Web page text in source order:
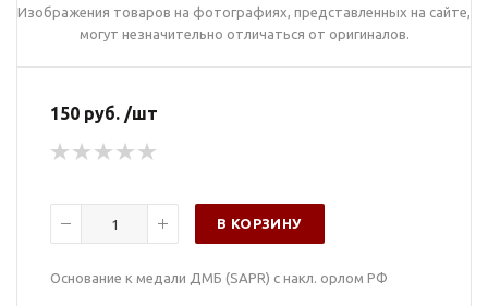
Изображения товаров на фотографиях, представленных на сайте,
могут незначительно отличаться от оригиналов.
150 руб. /шт
В КОРЗИНУ
Основание к медали ДМБ (SAPR) с накл. орлом РФ